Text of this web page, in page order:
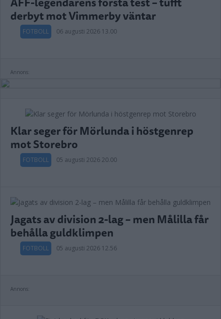
derbyt mot Vimmerby väntar
FOTBOLL 06 augusti 2026 13.00
Annons:
Klar seger för Mörlunda i höstgenrep
mot Storebro
FOTBOLL 05 augusti 2026 20.00
Jagats av division 2-lag – men Målilla får
behålla guldklimpen
FOTBOLL 05 augusti 2026 12.56
Annons: